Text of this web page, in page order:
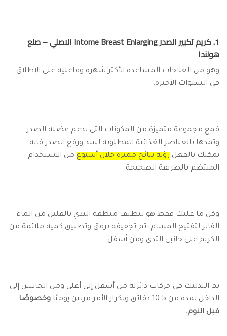
1. كريم تكبير الصدر Intome Breast Enlarging الاصلي – صنع
هولندا
وهو من العلاجات المساعدة الأكثر شهرة وفاعلية على الإطلاق
في السنوات الأخيرة.
فمع مجموعة متميزة من المكونات التي تدعم عضلة الصدر
وتمدها بالعناصر الغذائية المطلوبة لشد ورفع الصدر فإنه
يمكنك بالفعل رؤية نتائج مميزة خلال أسبوع من الاستخدام
المنتظم بالطريقة الصحيحة.
وكل ما عليك فقط هو تنظيف منطقة الثدي بالقليل من الماء
الفاتر لتفتيح المسام، ثم تجفيفه برفق وتطبيق كمية ملائمة من
الكريم على جانبي الثدي ومن أسفل.
ثم التدليك في حركات دائرية من أسفل إلى أعلى ومن الجانبين إلى
الداخل لمدة من 5-10 دقائق وتكرار الأمر مرتين يوميًا
وخصوصًا
قبل النوم.